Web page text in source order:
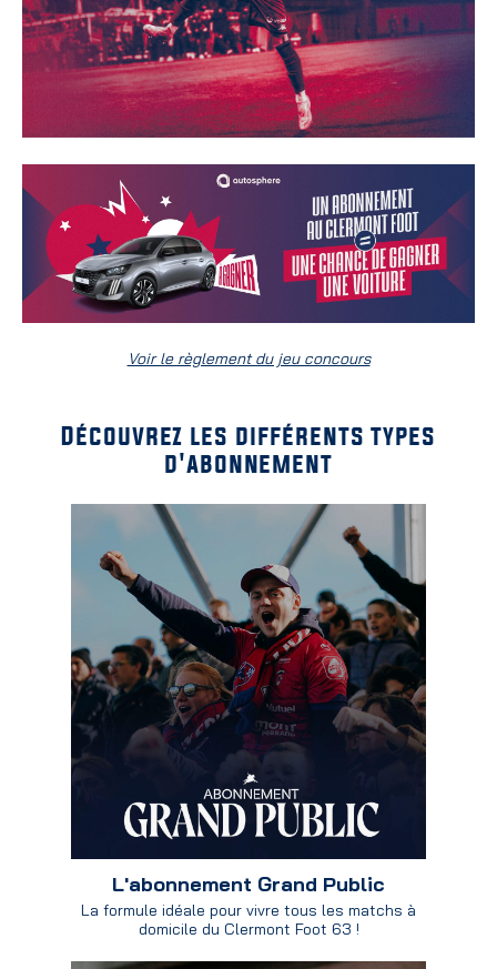
Voir le règlement du jeu concours
Découvrez les différents types
d'abonnement
L'abonnement Grand Public
La formule idéale pour vivre tous les matchs à
domicile du Clermont Foot 63 !